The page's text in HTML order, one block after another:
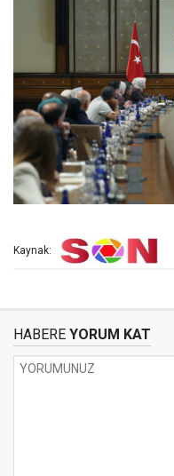
Kaynak:
HABERE YORUM KAT